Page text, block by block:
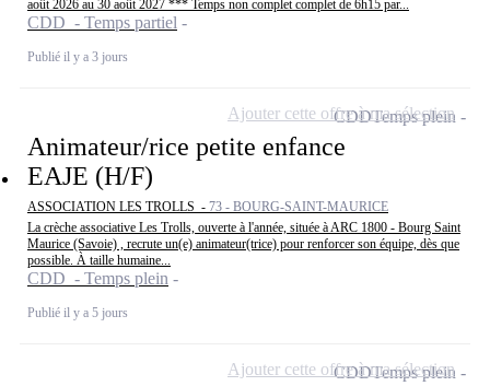
août 2026 au 30 août 2027 *** Temps non complet complet de 6h15 par...
CDD - Temps partiel
Publié il y a 3 jours
Animateur/rice petite enfance
EAJE (H/F)
ASSOCIATION LES TROLLS - 73 - BOURG-SAINT-MAURICE
La crèche associative Les Trolls, ouverte à l'année, située à ARC 1800 - Bourg Saint
Maurice (Savoie) , recrute un(e) animateur(trice) pour renforcer son équipe, dès que
possible. À taille humaine...
CDD - Temps plein
Publié il y a 5 jours
CDDTemps plein
Ajouter cette offre à ma sélection
CDDTemps plein
Ajouter cette offre à ma sélection